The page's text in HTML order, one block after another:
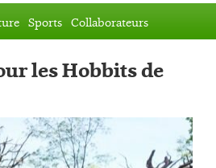
Sports Collaborateurs
les Hobbits de